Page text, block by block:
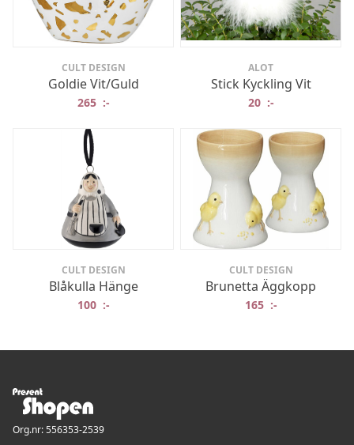
CULT DESIGN
Goldie Vit/Guld
265 :-
ALOT
Stick Kyckling Vit
20 :-
CULT DESIGN
Blåkulla Hänge
100 :-
CULT DESIGN
Brunetta Äggkopp
165 :-
Org.nr: 556353-2539